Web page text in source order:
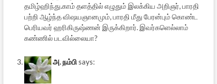
தமிழ்ஹிந்து.காம் தளத்தில் எழுதும் இலக்கிய அறிஞர், பாரதி
பற்றி ஆழ்ந்த விஷயஞானமும், பாரதி மீது பேரன்பும் கொண்ட
பெரியவர் ஹரிகிருஷ்ணன் இருக்கிறார். இவர்களெல்லாம்
கண்ணில் படவில்லையா?
அ. நம்பிsays: